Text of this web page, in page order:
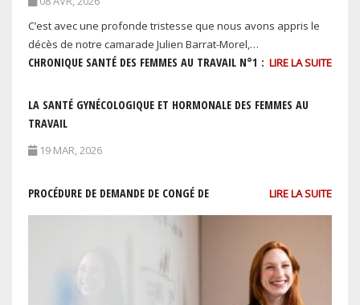
C’est avec une profonde tristesse que nous avons appris le
décès de notre camarade Julien Barrat-Morel,…
LIRE LA SUITE
CHRONIQUE SANTÉ DES FEMMES AU TRAVAIL N°1 :
LA SANTÉ GYNÉCOLOGIQUE ET HORMONALE DES FEMMES AU
TRAVAIL
19 MAR, 2026
LIRE LA SUITE
PROCÉDURE DE DEMANDE DE CONGÉ DE